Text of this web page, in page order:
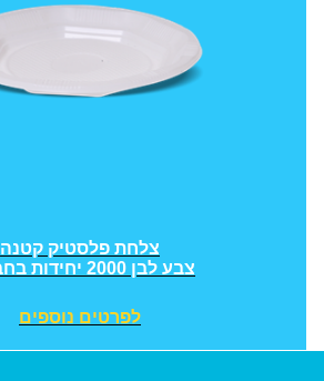
צלחת פלסטיק קטנה
צבע לבן 2000 יחידות בחבילה
לפרטים נוספים